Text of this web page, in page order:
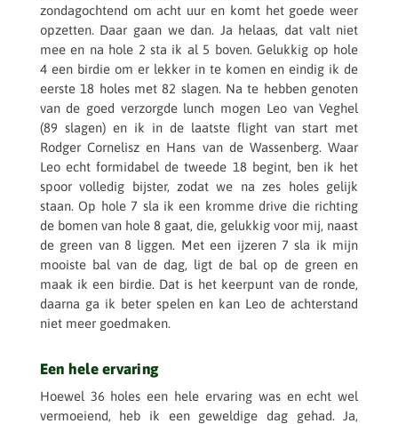
zondag­och­tend om acht uur en komt het goede weer
opzet­ten. Daar gaan we dan. Ja helaas, dat valt niet
mee en na hole 2 sta ik al 5 boven. Geluk­kig op hole
4 een birdie om er lekker in te komen en eindig ik de
eerste 18 holes met 82 slagen. Na te hebben genoten
van de goed verzorgde lunch mogen Leo van Veghel
(89 slagen) en ik in de laatste flight van start met
Rodger Corne­lisz en Hans van de Wassen­berg. Waar
Leo echt formi­da­bel de tweede 18 begint, ben ik het
spoor volle­dig bijster, zodat we na zes holes gelijk
staan. Op hole 7 sla ik een kromme drive die rich­ting
de bomen van hole 8 gaat, die, geluk­kig voor mij, naast
de green van 8 liggen. Met een ijzeren 7 sla ik mijn
mooiste bal van de dag, ligt de bal op de green en
maak ik een birdie. Dat is het keer­punt van de ronde,
daarna ga ik beter spelen en kan Leo de achter­stand
niet meer goedmaken.
Een hele ervaring
Hoewel 36 holes een hele erva­ring was en echt wel
vermoei­end, heb ik een gewel­dige dag gehad. Ja,